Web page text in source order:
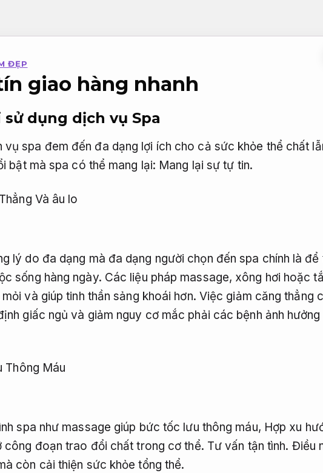
ĐẸP
giao hàng nhanh
dụng dịch vụ Spa
vụ spa đem đến đa dạng lợi ích cho cả sức khỏe thể chất
bật mà spa có thể mang lại: Mang lại sự tự tin.
Và âu lo
lý do đa dạng mà đa dạng người chọn đến spa chính là
sống hàng ngày. Các liệu pháp massage, xông hơi hoặc
và giúp tinh thần sảng khoái hơn. Việc giảm căng thẳng
giấc ngủ và giảm nguy cơ mắc phải các bệnh ảnh
Thông Máu
spa như massage giúp bức tốc lưu thông máu, Hợp xu
công đoạn trao đổi chất trong cơ thể. Tư vấn tận tình. Điều
còn cải thiện sức khỏe tổng thể.